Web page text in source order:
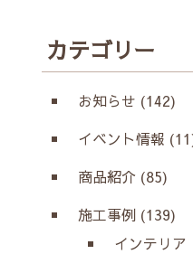
カテゴリー
お知らせ (142)
イベント情報
商品紹介 (85)
施工事例 (139)
インテリア